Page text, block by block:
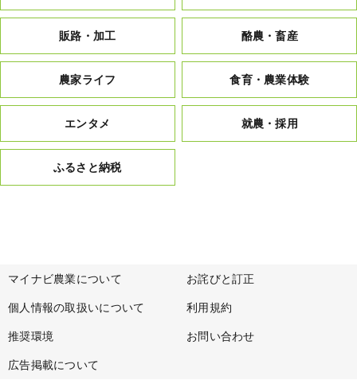
販路・加工 酪農・畜産
農家ライフ 食育・農業体験
エンタメ 就農・採用
ふるさと納税
マイナビ農業について お詫びと訂正
個人情報の取扱いについて 利用規約
推奨環境 お問い合わせ
広告掲載について